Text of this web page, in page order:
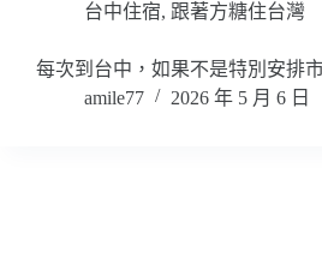
台中住宿, 跟著方糖住台灣
每次到台中，如果不是特別安排
amile77
2026 年 5 月 6 日